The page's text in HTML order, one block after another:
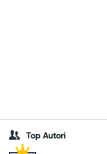
Top Autori